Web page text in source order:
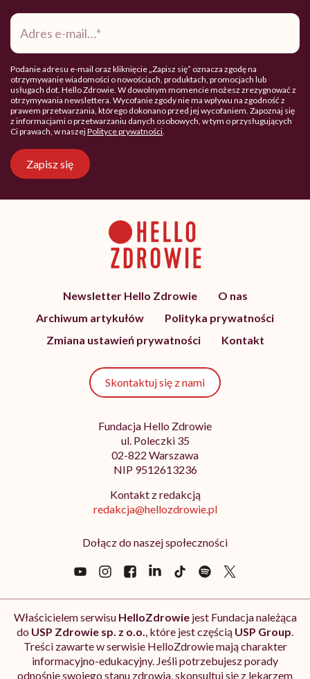
Adres
mail*
Podanie adresu e-mail oraz kliknięcie „Zapisz się” oznacza zgodę na
otrzymywanie wiadomości o nowościach, produktach, promocjach lub
usługach dot. Hello Zdrowie. W dowolnym momencie możesz zrezygnować z
otrzymywania newslettera. Wycofanie zgody nie ma wpływu na zgodność z
prawem przetwarzania, którego dokonano przed jej wycofaniem. Zapoznaj się
z informacjami o przetwarzaniu danych osobowych, w tym o przysługujących
Ci prawach, w naszejPolityce prywatności.
Zapisz się
Newsletter Hello Zdrowie
O nas
Archiwum artykułów
Polityka prywatności
Zmiana ustawień prywatności
Kontakt
Skontaktuj się z nami
Fundacja Hello Zdrowie
ul. Poleczki 35
02-822 Warszawa
NIP 9512613236
Kontakt z redakcją
redakcja@hellozdrowie.pl
Dołącz do naszej społeczności
Właścicielem serwisu HelloZdrowiejest Fundacja należąca
do USP Zdrowie sp. z o.o., które jest częścią USP Group.
Treści zawarte w serwisie HelloZdrowie mają charakter
informacyjno-edukacyjny. Jeśli potrzebujesz porady
odnośnie swojego stanu zdrowia, skonsultuj się z lekarzem